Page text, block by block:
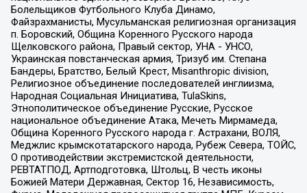
Болельщиков Футбольного Клуба Динамо,
Файзрахманисты, Мусульманская религиозная организация
п. Боровский, Община Коренного Русского народа
Щелковского района, Правый сектор, УНА - УНСО,
Украинская повстанческая армия, Тризуб им. Степана
Бандеры, Братство, Белый Крест, Misanthropic division,
Религиозное объединение последователей инглиизма,
Народная Социальная Инициатива, TulaSkins,
Этнополитическое объединение Русские, Русское
национальное объединение Атака, Мечеть Мирмамеда,
Община Коренного Русского народа г. Астрахани, ВОЛЯ,
Меджлис крымскотатарского народа, Рубеж Севера, ТОЙС,
О противодействии экстремистской деятельности,
РЕВТАТПОД, Артподготовка, Штольц, В честь иконы
Божией Матери Державная, Сектор 16, Независимость,